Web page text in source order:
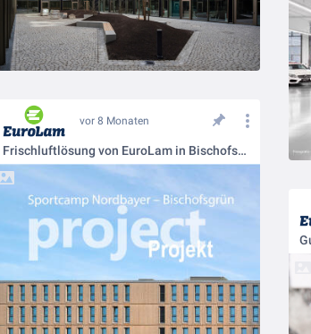
vor 8 Monaten
Frischluftlösung von EuroLam in Bischofsgrün ☀️